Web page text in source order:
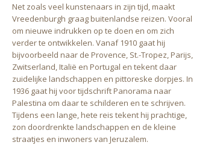
Net zoals veel kunstenaars in zijn tijd, maakt
Vreedenburgh graag buitenlandse reizen. Vooral
om nieuwe indrukken op te doen en om zich
verder te ontwikkelen. Vanaf 1910 gaat hij
bijvoorbeeld naar de Provence, St.-Tropez, Parijs,
Zwitserland, Italië en Portugal en tekent daar
zuidelijke landschappen en pittoreske dorpjes. In
1936 gaat hij voor tijdschrift Panorama naar
Palestina om daar te schilderen en te schrijven.
Tijdens een lange, hete reis tekent hij prachtige,
zon doordrenkte landschappen en de kleine
straatjes en inwoners van Jeruzalem.